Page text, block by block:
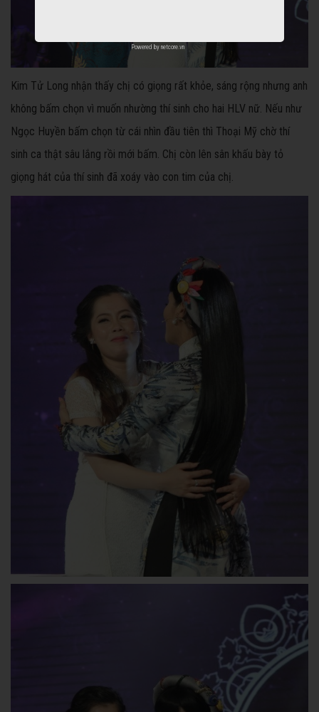
Kim Tử Long nhận thấy chị có giọng rất khỏe, sáng rộng nhưng anh
không bấm chọn vì muốn nhường thí sinh cho hai HLV nữ. Nếu như
Ngọc Huyền bấm chọn từ cái nhìn đầu tiên thì Thoại Mỹ chờ thí
sinh ca thật sâu lắng rồi mới bấm. Chị còn lên sân khấu bày tỏ
giọng hát của thí sinh đã xoáy vào con tim của chị.
Powered by netcore.vn